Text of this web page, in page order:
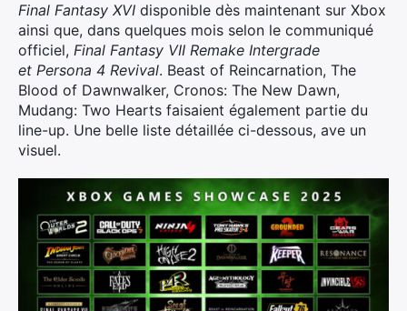
Final Fantasy XVI disponible dès maintenant sur Xbox
ainsi que, dans quelques mois selon le communiqué
officiel, Final Fantasy VII Remake Intergrade
et Persona 4 Revival. Beast of Reincarnation, The
Blood of Dawnwalker, Cronos: The New Dawn,
Mudang: Two Hearts faisaient également partie du
line-up. Une belle liste détaillée ci-dessous, ave un
visuel.